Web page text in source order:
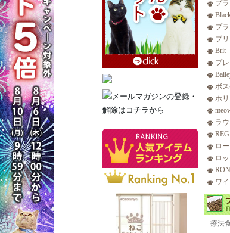
プ
プ
ブ
Brit
プ
ボ
ホ
ラ
ロ
ロ
ワ
療法